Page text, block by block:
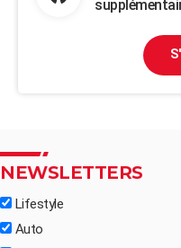
NEWSLETTERS
Lifestyle
Auto